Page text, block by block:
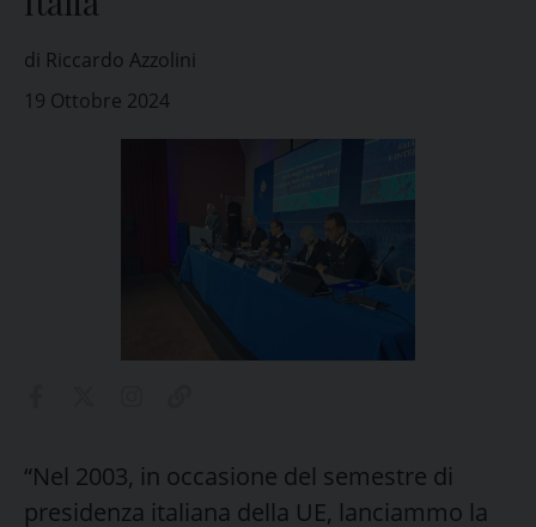
di Riccardo Azzolini
19 Ottobre 2024
“Nel 2003, in occasione del semestre di
presidenza italiana della UE, lanciammo la